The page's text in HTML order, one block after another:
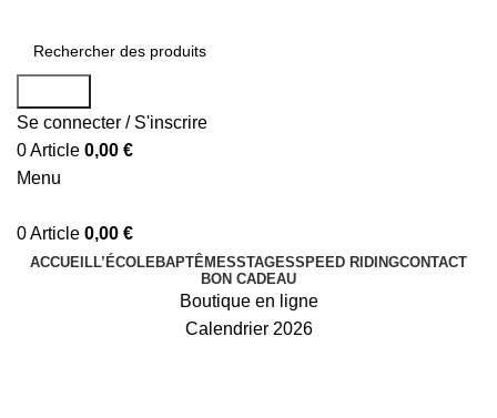
Se connecter / S'inscrire
0Article 0,00 €
Menu
0Article 0,00 €
ACCUEILL’ÉCOLEBAPTÊMESSTAGESSPEED RIDINGCONTACT
BON CADEAU
Boutique en ligne
Calendrier 2026